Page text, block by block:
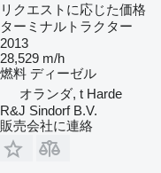
リクエストに応じた価格
ターミナルトラクター
2013
28,529 m/h
燃料 ディーゼル
オランダ, t Harde
R&J Sindorf B.V.
販売会社に連絡